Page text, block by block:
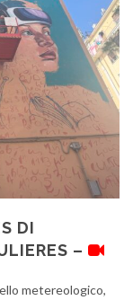
DI
–
metereologico,